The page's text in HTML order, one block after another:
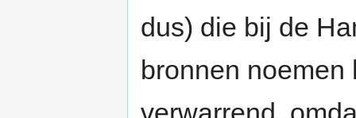
dus) die bij de
bronnen noemen